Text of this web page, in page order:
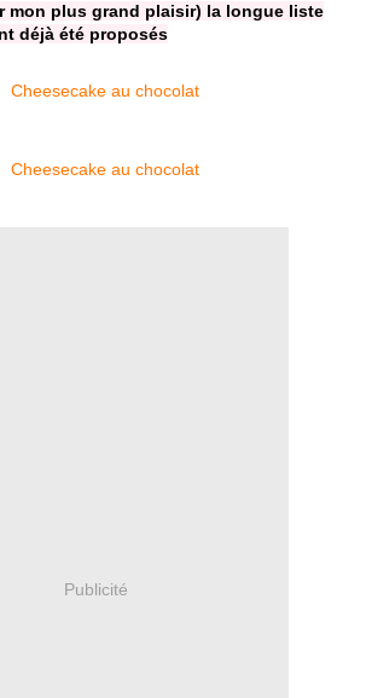
mon plus grand plaisir) la longue liste
déjà été proposés
Publicité